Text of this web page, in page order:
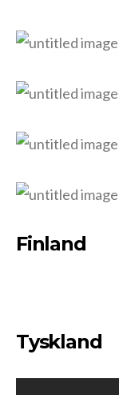
Finland
Tyskland